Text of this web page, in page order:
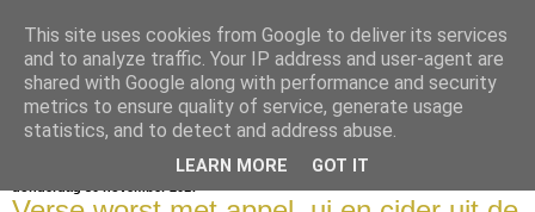
bijna net zo lekker als thuis
This site uses cookies from Google to deliver its services
and to analyze traffic. Your IP address and user-agent are
shared with Google along with performance and security
metrics to ensure quality of service, generate usage
statistics, and to detect and address abuse.
LEARN MORE GOT IT